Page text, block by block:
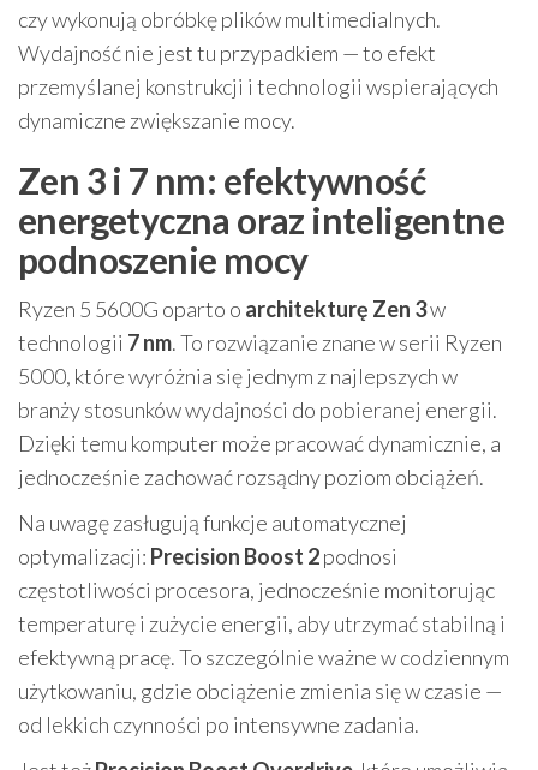
czy wykonują obróbkę plików multimedialnych.
Wydajność nie jest tu przypadkiem — to efekt
przemyślanej konstrukcji i technologii wspierających
dynamiczne zwiększanie mocy.
Zen 3 i 7 nm: efektywność
energetyczna oraz inteligentne
podnoszenie mocy
Ryzen 5 5600G oparto o architekturę Zen 3w
technologii 7 nm. To rozwiązanie znane w serii Ryzen
5000, które wyróżnia się jednym z najlepszych w
branży stosunków wydajności do pobieranej energii.
Dzięki temu komputer może pracować dynamicznie, a
jednocześnie zachować rozsądny poziom obciążeń.
Na uwagę zasługują funkcje automatycznej
optymalizacji: Precision Boost 2podnosi
częstotliwości procesora, jednocześnie monitorując
temperaturę i zużycie energii, aby utrzymać stabilną i
efektywną pracę. To szczególnie ważne w codziennym
użytkowaniu, gdzie obciążenie zmienia się w czasie —
od lekkich czynności po intensywne zadania.